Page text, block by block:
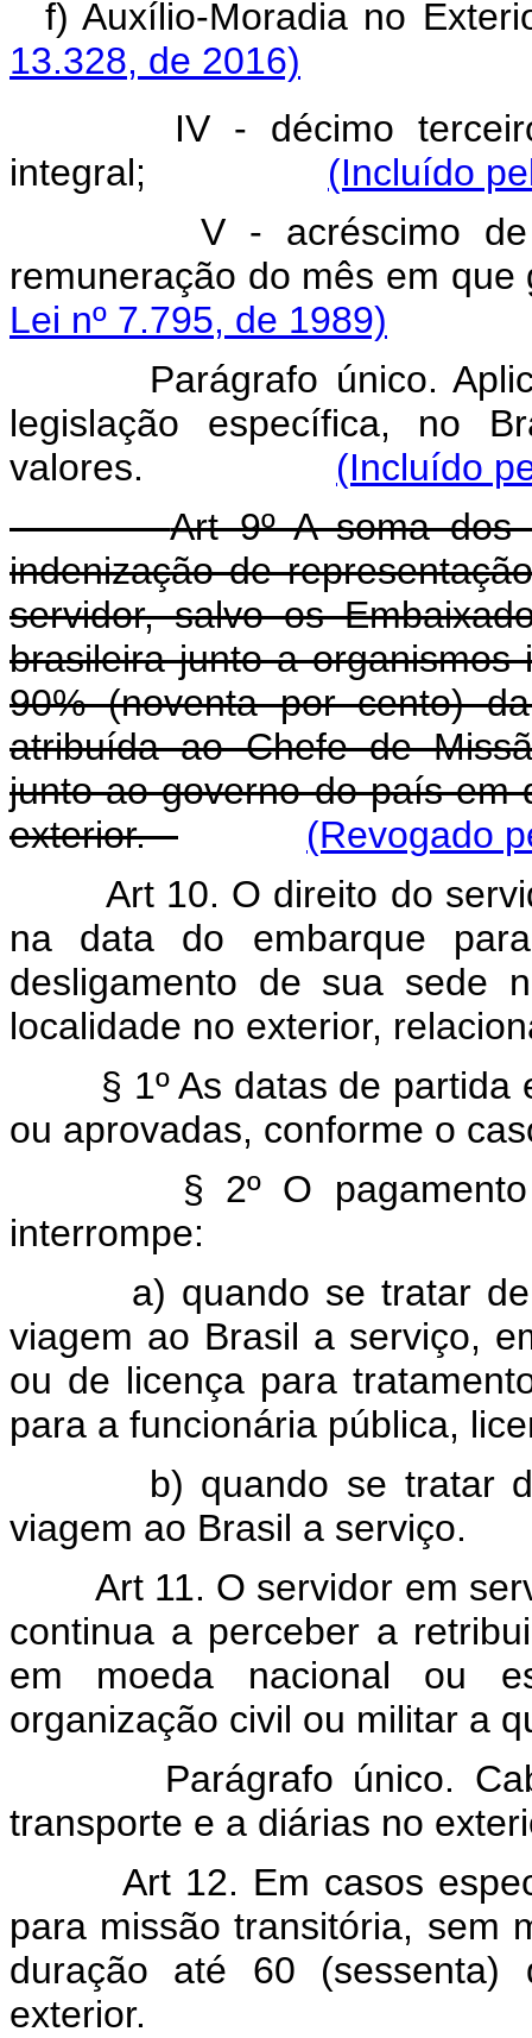
f) Auxílio-Moradia
13.328, de 2016)
IV - décimo
integral; (Incluído
V - acréscimo
remuneração do mês
Lei nº 7.795, de 1989)
Parágrafo único.
legislação específica, no
valores. (Incluído
Art 9º A soma dos
indenização de
servidor, salvo os
brasileira junto a organismos
90% (noventa por cento)
atribuída ao Chefe de
junto ao governo do país em
exterior.
(Revogado
Art 10. O direito do
na data do embarque
desligamento de sua sede
localidade no exterior,
§ 1º As datas de
ou aprovadas, conforme o
§ 2º O
interrompe:
a) quando se tratar
viagem ao Brasil a serviço,
ou de licença para
para a funcionária pública,
b) quando se tratar
viagem ao Brasil a serviço.
Art 11. O servidor em
continua a perceber a
em moeda nacional ou
organização civil ou militar a
Parágrafo único.
transporte e a diárias no
Art 12. Em casos
para missão transitória, sem
duração até 60
exterior.